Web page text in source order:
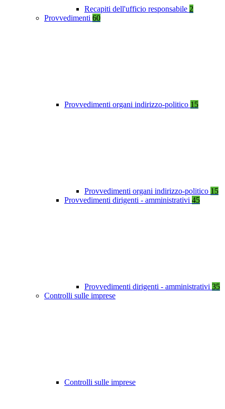
Recapiti dell'ufficio responsabile 2
Provvedimenti 60
Provvedimenti organi indirizzo-politico 15
Provvedimenti organi indirizzo-politico 15
Provvedimenti dirigenti - amministrativi 45
Provvedimenti dirigenti - amministrativi 35
Controlli sulle imprese
Controlli sulle imprese